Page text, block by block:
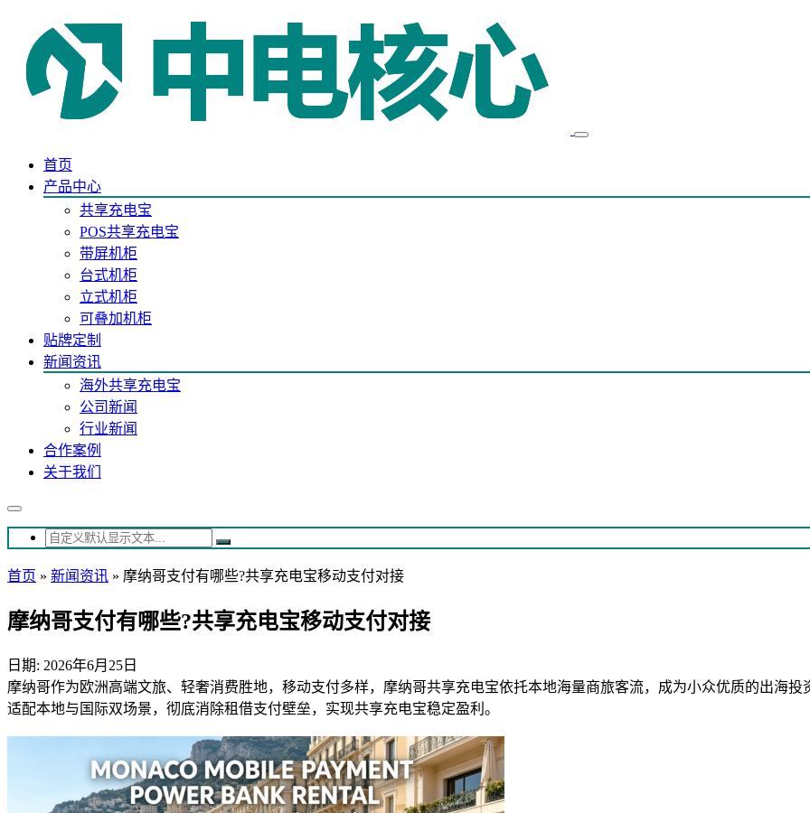
首页
产品中心
共享充电宝
POS共享充电宝
带屏机柜
台式机柜
立式机柜
可叠加机柜
贴牌定制
新闻资讯
海外共享充电宝
公司新闻
行业新闻
合作案例
关于我们
首页 » 新闻资讯 » 摩纳哥支付有哪些?共享充电宝移动支付对接
摩纳哥支付有哪些?共享充电宝移动支付对接
日期: 2026年6月25日
摩纳哥作为欧洲高端文旅、轻奢消费胜地，移动支付多样，摩纳哥共享充电宝依托本地海量商旅客流，成为小众优质的出海
适配本地与国际双场景，彻底消除租借支付壁垒，实现共享充电宝稳定盈利。